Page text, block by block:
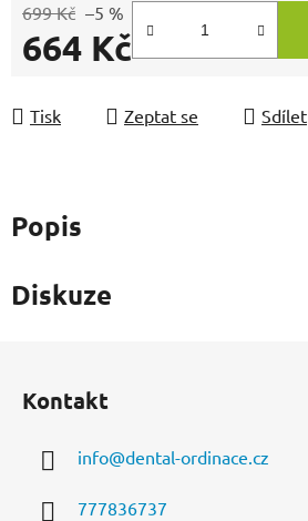
699 Kč –5 %
664 Kč
Tisk Zeptat se Sdílet
Popis
Diskuze
Kontakt
info@dental-ordinace.cz
777836737